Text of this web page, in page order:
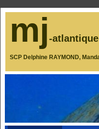
mj-
SCP Delphine RAYMOND,